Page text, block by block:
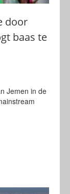
door
baas te
Jemen in de